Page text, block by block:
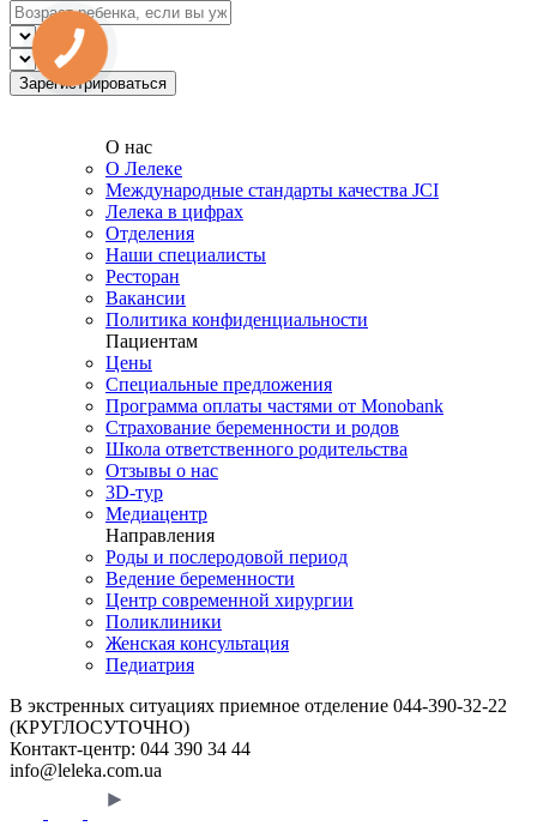
О нас
О Лелеке
Международные стандарты качества JCI
Лелека в цифрах
Отделения
Наши специалисты
Ресторан
Вакансии
Политика конфиденциальности
Пациентам
Цены
Специальные предложения
Программа оплаты частями от Monobank
Страхование беременности и родов
Школа ответственного родительства
Отзывы о нас
3D-тур
Медиацентр
Направления
Роды и послеродовой период
Ведение беременности
Центр современной хирургии
Поликлиники
Женская консультация
Педиатрия
В экстренных ситуациях приемное отделение 044-390-32-22
(КРУГЛОСУТОЧНО)
Контакт-центр: 044 390 34 44
info@leleka.com.ua